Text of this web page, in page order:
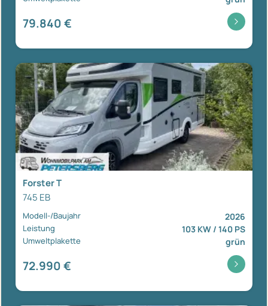
79.840 €
Forster T
745 EB
Modell-/Baujahr 2026
Leistung 103 KW / 140 PS
Umweltplakette grün
72.990 €